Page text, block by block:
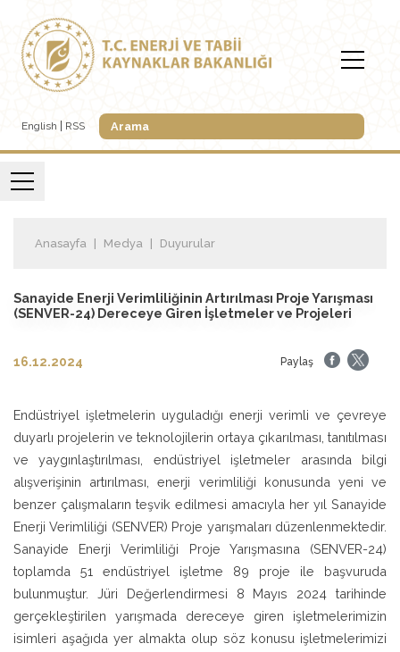
English RSS
Anasayfa Medya Duyurular
Sanayide Enerji Verimliliğinin Artırılması Proje Yarışması
(SENVER-24) Dereceye Giren İşletmeler ve Projeleri
16.12.2024 Paylaş
Endüstriyel işletmelerin uyguladığı enerji verimli ve çevreye
duyarlı projelerin ve teknolojilerin ortaya çıkarılması, tanıtılması
ve yaygınlaştırılması, endüstriyel işletmeler arasında bilgi
alışverişinin artırılması, enerji verimliliği konusunda yeni ve
benzer çalışmaların teşvik edilmesi amacıyla her yıl Sanayide
Enerji Verimliliği (SENVER) Proje yarışmaları düzenlenmektedir.
Sanayide Enerji Verimliliği Proje Yarışmasına (SENVER-24)
toplamda 51 endüstriyel işletme 89 proje ile başvuruda
bulunmuştur. Jüri Değerlendirmesi 8 Mayıs 2024 tarihinde
gerçekleştirilen yarışmada dereceye giren işletmelerimizin
isimleri aşağıda yer almakta olup söz konusu işletmelerimizi